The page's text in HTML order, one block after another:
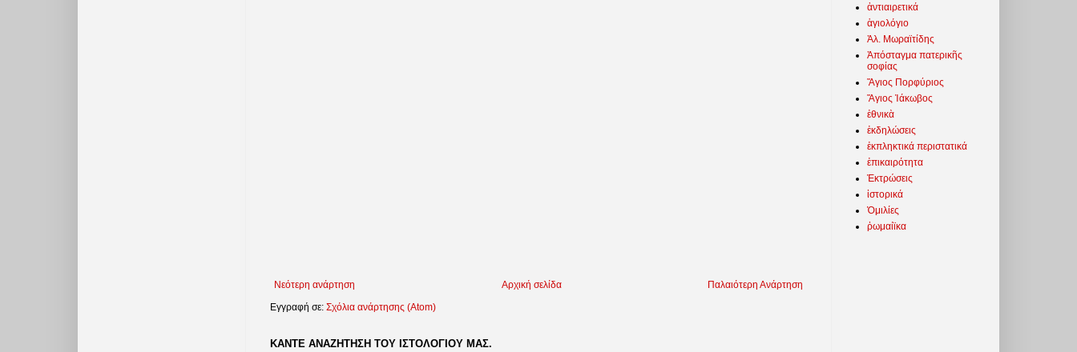
Νεότερη ανάρτηση Παλαιότερη Ανάρτηση
Αρχική σελίδα
Εγγραφή σε: Σχόλια ανάρτησης (Atom)
ΚΑΝΤΕ ΑΝΑΖΗΤΗΣΗ ΤΟΥ ΙΣΤΟΛΟΓΙΟΥ ΜΑΣ.
ἀντιαιρετικά
ἁγιολόγιο
Ἀλ. Μωραϊτίδης
Ἀπόσταγμα πατερικῆς
σοφίας
Ἅγιος Πορφύριος
Ἅγιος Ἰάκωβος
ἐθνικὰ
ἐκδηλώσεις
ἐκπληκτικά περιστατικά
ἐπικαιρότητα
Ἐκτρώσεις
ἱστορικά
Ὁμιλίες
ῥωμαίϊκα